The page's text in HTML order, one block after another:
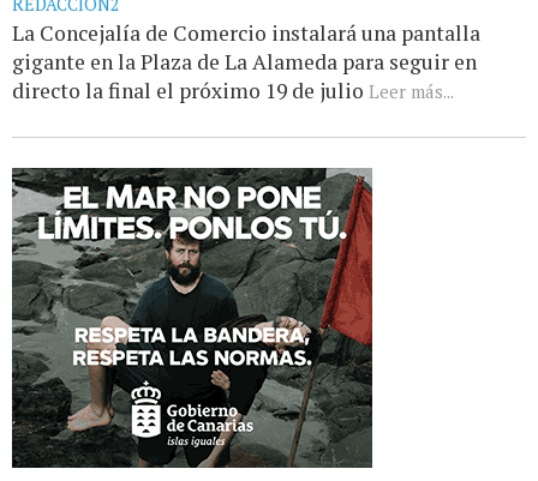
La Concejalía de Comercio instalará una pantalla
gigante en la Plaza de La Alameda para seguir en
directo la final el próximo 19 de julio Leer más...